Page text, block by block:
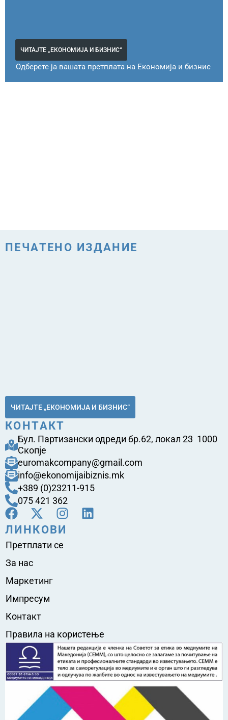
ЧИТАЈТЕ „ЕКОНОМИЈА И БИЗНИС“
Одберете ја вашата претплата на Економија и бизнис
ПЕЧАТЕНО ИЗДАНИЕ
ЧИТАЈТЕ „ЕКОНОМИЈА И БИЗНИС“
КОНТАКТ
Бул. Партизански одреди бр.62, локал 23 1000
Скопје
euromakcompany@gmail.com
info@ekonomijaibiznis.mk
+389 (0)23211-915
075 421 362
ЛИНКОВИ
Претплати се
За нас
Маркетинг
Импресум
Контакт
Правила на користење